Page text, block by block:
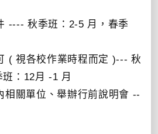
---- 秋季班：2-5 月，春季
( 視各校作業時程而定 )--- 秋
：12月 -1 月
相關單位、舉辦行前說明會 --